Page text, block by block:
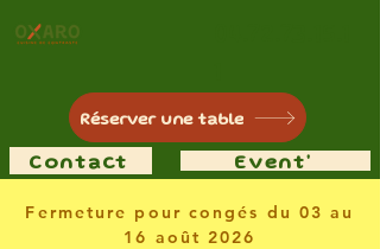
Réserver une table
Contact Event'
Fermeture pour congés du 03 au
16 août 2026